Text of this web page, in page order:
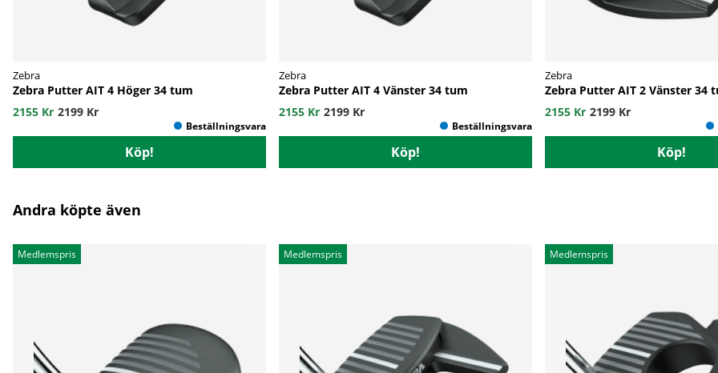
Zebra
Zebra Putter AIT 4 Höger 34 tum
2155 Kr 2199 Kr
Köp!
Zebra
Zebra Putter AIT 4 Vänster 34 tum
2155 Kr 2199 Kr
Köp!
Zebra
Zebra Putter AIT 2 Vänster 34
2155 Kr 2199 Kr
Köp!
Andra köpte även
Medlemspris Medlemspris Medlemspris